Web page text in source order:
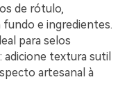
de rótulo,
fundo e ingredientes.
para selos
adicione textura sutil
artesanal à